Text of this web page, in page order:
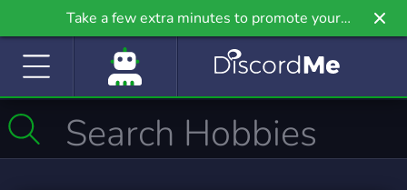
Take a few extra minutes to promote your
community even further on Griv.io, our newest